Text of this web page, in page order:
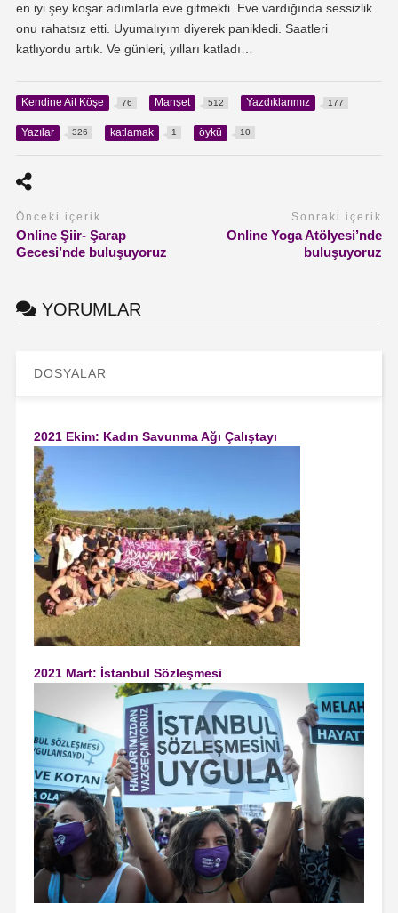
en iyi şey koşar adımlarla eve gitmekti. Eve vardığında sessizlik
onu rahatsız etti. Uyumalıyım diyerek panikledi. Saatleri
katlıyordu artık. Ve günleri, yılları katladı…
Kendine Ait Köşe 76 Manşet 512 Yazdıklarımız 177
Yazılar 326 katlamak 1 öykü 10
Önceki içerik
Online Şiir- Şarap
Gecesi’nde buluşuyoruz
Sonraki içerik
Online Yoga Atölyesi’nde
buluşuyoruz
YORUMLAR
DOSYALAR
2021 Ekim: Kadın Savunma Ağı Çalıştayı
2021 Mart: İstanbul Sözleşmesi